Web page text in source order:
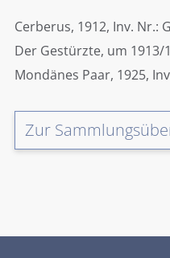
Cerberus, 1912, Inv. Nr.:
Der Gestürzte, um 1913/
Mondänes Paar, 1925,
Zur